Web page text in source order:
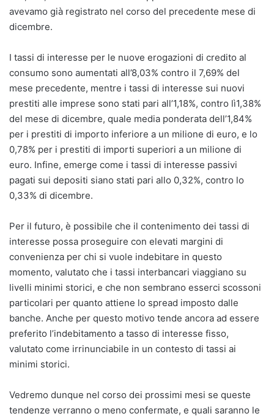
avevamo già registrato nel corso del precedente mese di
dicembre.
I tassi di interesse per le nuove erogazioni di credito al
consumo sono aumentati all’8,03% contro il 7,69% del
mese precedente, mentre i tassi di interesse sui nuovi
prestiti alle imprese sono stati pari all’1,18%, contro lì1,38%
del mese di dicembre, quale media ponderata dell’1,84%
per i prestiti di importo inferiore a un milione di euro, e lo
0,78% per i prestiti di importi superiori a un milione di
euro. Infine, emerge come i tassi di interesse passivi
pagati sui depositi siano stati pari allo 0,32%, contro lo
0,33% di dicembre.
Per il futuro, è possibile che il contenimento dei tassi di
interesse possa proseguire con elevati margini di
convenienza per chi si vuole indebitare in questo
momento, valutato che i tassi interbancari viaggiano su
livelli minimi storici, e che non sembrano esserci scossoni
particolari per quanto attiene lo spread imposto dalle
banche. Anche per questo motivo tende ancora ad essere
preferito l’indebitamento a tasso di interesse fisso,
valutato come irrinunciabile in un contesto di tassi ai
minimi storici.
Vedremo dunque nel corso dei prossimi mesi se queste
tendenze verranno o meno confermate, e quali saranno le